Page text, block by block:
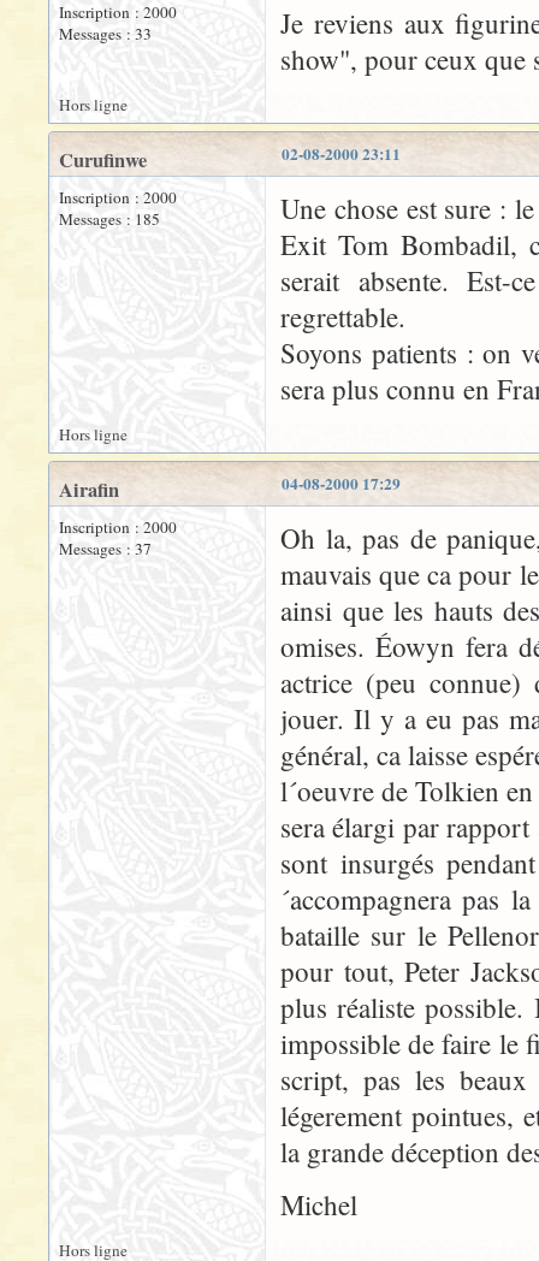
Inscription : 2000
Messages : 33
Je reviens aux
show", pour ceux que
Hors ligne
02-08-2000 23:11
Curufinwe
Inscription : 2000
Messages : 185
Une chose est sure :
Exit Tom Bombadil,
serait absente.
regrettable.
Soyons patients : on
sera plus connu en
Hors ligne
04-08-2000 17:29
Airafin
Inscription : 2000
Messages : 37
Oh la, pas de
mauvais que ca pour
ainsi que les hauts
omises. Éowyn fera
actrice (peu
jouer. Il y a eu pas
général, ca laisse
l´oeuvre de Tolkien
sera élargi par rapport
sont insurgés
´accompagnera pas
bataille sur le
pour tout, Peter
plus réaliste
impossible de faire le
script, pas les
légerement pointues,
la grande déception
Michel
Hors ligne